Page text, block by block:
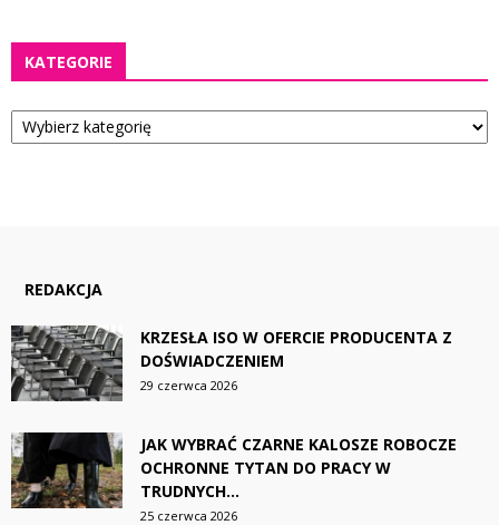
KATEGORIE
Kategorie
REDAKCJA
KRZESŁA ISO W OFERCIE PRODUCENTA Z
DOŚWIADCZENIEM
29 czerwca 2026
JAK WYBRAĆ CZARNE KALOSZE ROBOCZE
OCHRONNE TYTAN DO PRACY W
TRUDNYCH...
25 czerwca 2026